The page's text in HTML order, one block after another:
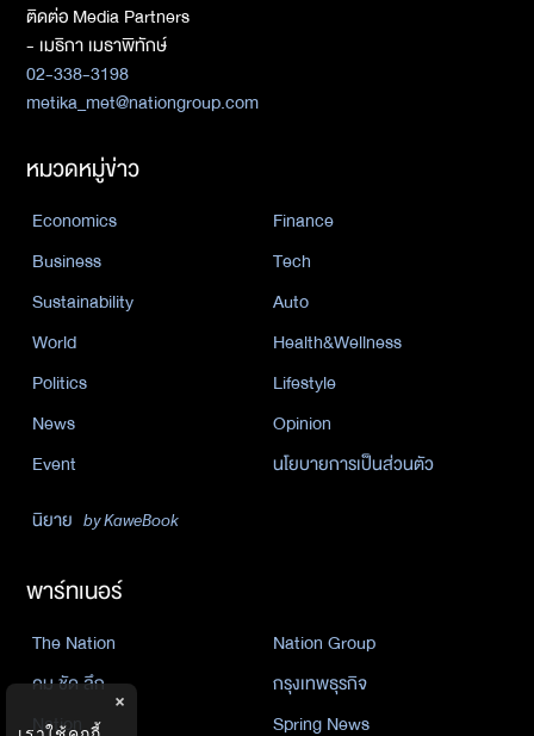
ติดต่อ Media Partners
- เมธิกา เมธาพิทักษ์
02-338-3198
metika_met@nationgroup.com
หมวดหมู่ข่าว
Economics
Finance
Business
Tech
Sustainability
Auto
World
Health&Wellness
Politics
Lifestyle
News
Opinion
Event
นโยบายการเป็นส่วนตัว
นิยาย by KaweBook
พาร์ทเนอร์
The Nation
Nation Group
คม ชัด ลึก
กรุงเทพธุรกิจ
Nation
Spring News
×